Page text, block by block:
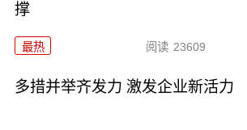
撑
最热 阅读 23609
多措并举齐发力 激发企业新活力